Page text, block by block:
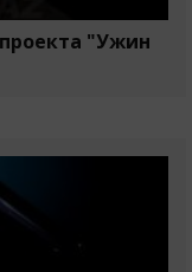
"Ужин